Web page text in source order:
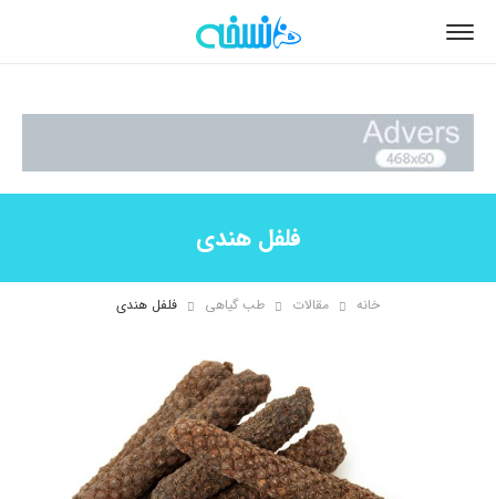
فلفل هندی
خانه مقالات طب گیاهی فلفل هندی